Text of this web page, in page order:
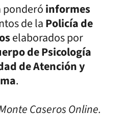
informes
de laPolicía de
elaborados por
de Psicología
de Atención y
.
Caseros Online.